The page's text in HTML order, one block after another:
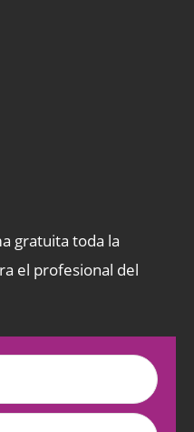
gratuita toda la
el profesional del